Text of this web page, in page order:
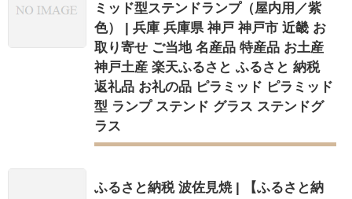
ミッド型ステンドランプ（屋内用／紫
色） | 兵庫 兵庫県 神戸 神戸市 近畿 お
取り寄せ ご当地 名産品 特産品 お土産
神戸土産 楽天ふるさと ふるさと 納税
返礼品 お礼の品 ピラミッド ピラミッド
型 ランプ ステンド グラス ステンドグ
ラス
ふるさと納税 波佐見焼 | 【ふるさと納